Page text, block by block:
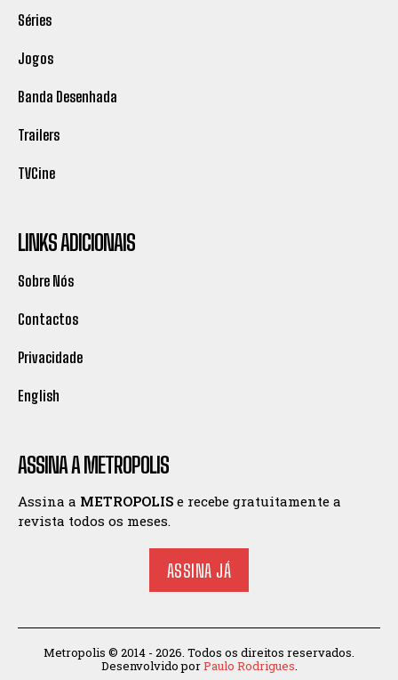
Séries
Jogos
Banda Desenhada
Trailers
TVCine
LINKS ADICIONAIS
Sobre Nós
Contactos
Privacidade
English
ASSINA A METROPOLIS
Assina a METROPOLIS e recebe gratuitamente a
revista todos os meses.
ASSINA JÁ
Metropolis © 2014 - 2026. Todos os direitos reservados.
Desenvolvido porPaulo Rodrigues.